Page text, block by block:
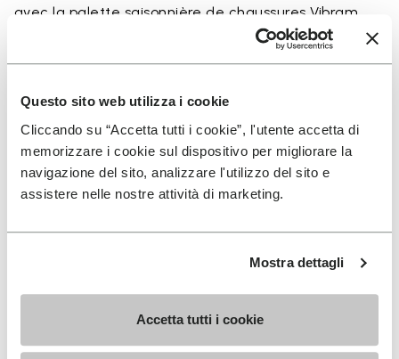
Questo sito web utilizza i cookie
Cliccando su “Accetta tutti i cookie”, l'utente accetta di
memorizzare i cookie sul dispositivo per migliorare la
navigazione del sito, analizzare l'utilizzo del sito e
assistere nelle nostre attività di marketing.
Mostra dettagli
Accetta tutti i cookie
avec la palette saisonnière de chaussures Vibram
FiveFingers en Ivory, Black, Lime et Fig, rendant
chaque association naturelle et complète.
rythme quotidien.
Hauteurs du bord supérieur au talon: 17 CM
INSCRIVEZ-VOUS POUR NE PAS MANQUER NOS